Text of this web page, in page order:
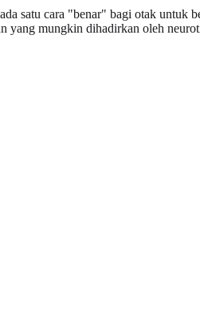
satu cara "benar" bagi otak untuk
mungkin dihadirkan oleh